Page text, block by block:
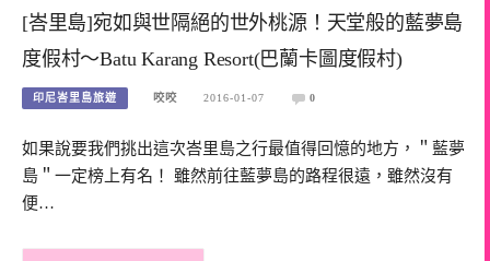
[峇里島]宛如與世隔絕的世外桃源！天堂般的藍夢島
度假村～Batu Karang Resort(巴蘭卡圖度假村)
印尼峇里島旅遊 咬咬 2016-01-07 0
如果說要我們挑出這次峇里島之行最值得回憶的地方，＂藍夢
島＂一定榜上有名！ 雖然前往藍夢島的路程很遠，雖然沒有
便…